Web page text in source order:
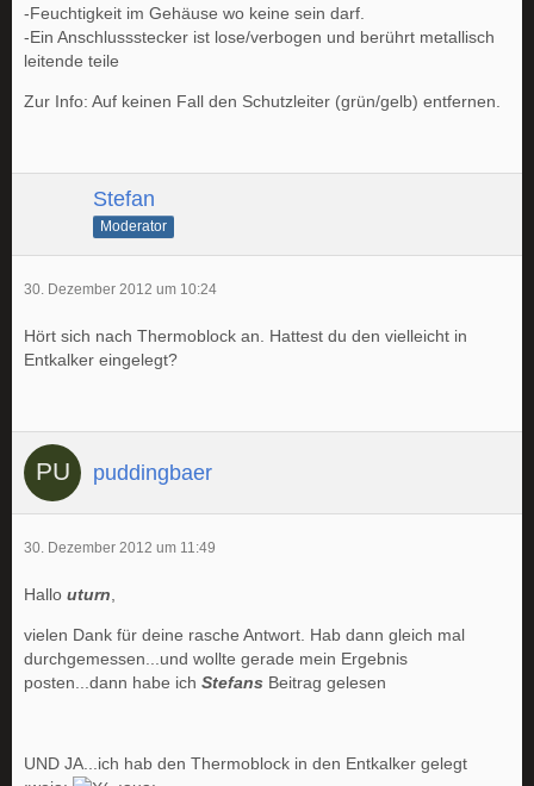
-Feuchtigkeit im Gehäuse wo keine sein darf.
-Ein Anschlussstecker ist lose/verbogen und berührt metallisch
leitende teile
Zur Info: Auf keinen Fall den Schutzleiter (grün/gelb) entfernen.
Stefan
Moderator
30. Dezember 2012 um 10:24
Hört sich nach Thermoblock an. Hattest du den vielleicht in
Entkalker eingelegt?
puddingbaer
30. Dezember 2012 um 11:49
Hallo uturn
vielen Dank für deine rasche Antwort. Hab dann gleich mal
durchgemessen...und wollte gerade mein Ergebnis
posten...dann habe ich Stefans Beitrag gelesen
UND JA...ich hab den Thermoblock in den Entkalker gelegt